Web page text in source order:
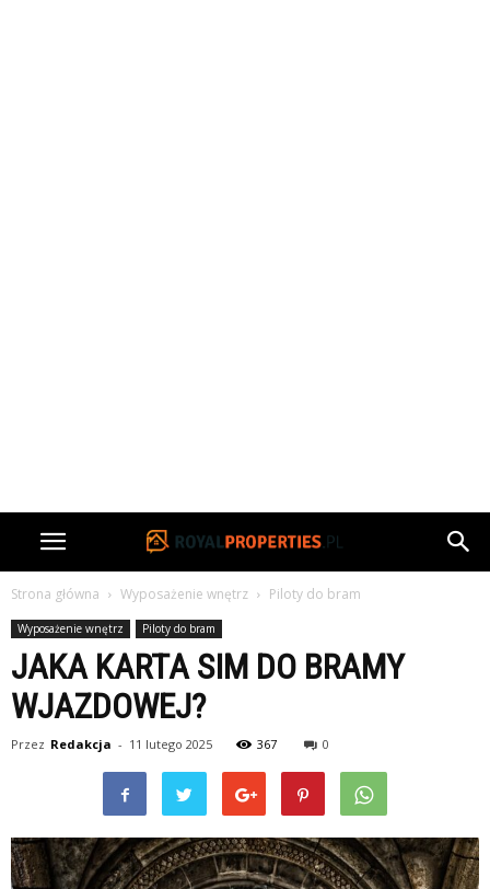
Strona główna Wyposażenie wnętrz Piloty do bram
Wyposażenie wnętrz Piloty do bram
JAKA KARTA SIM DO BRAMY
WJAZDOWEJ?
Przez Redakcja - 11 lutego 2025 367 0